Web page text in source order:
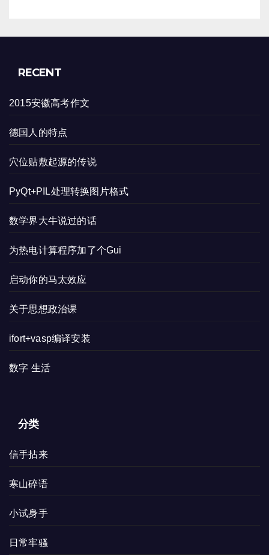
RECENT
2015安徽高考作文
德国人的特点
穴位贴敷起源的传说
PyQt+PIL处理转换图片格式
数学界大牛说过的话
为热电计算程序加了个Gui
启动你的马太效应
关于思想政治课
ifort+vasp编译安装
数字 生活
分类
信手拈来
寒山碎语
小试身手
日常牢骚